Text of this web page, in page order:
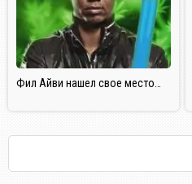
Фил Айви нашел свое место…